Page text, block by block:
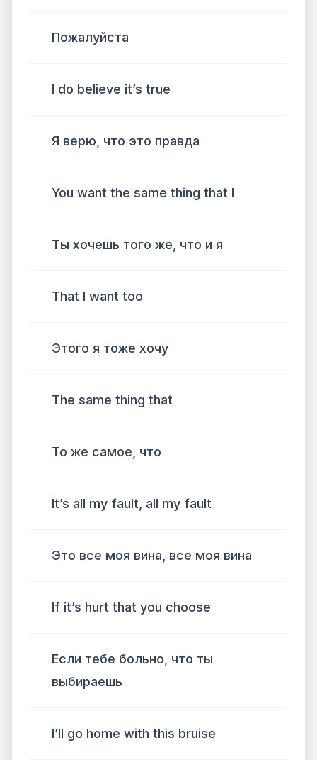
Пожалуйста
I do believe it’s true
Я верю, что это правда
You want the same thing that I
Ты хочешь того же, что и я
That I want too
Этого я тоже хочу
The same thing that
То же самое, что
It’s all my fault, all my fault
Это все моя вина, все моя вина
If it’s hurt that you choose
Если тебе больно, что ты
выбираешь
I’ll go home with this bruise